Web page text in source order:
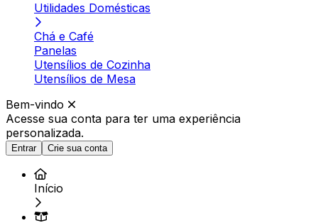
Utilidades Domésticas
Chá e Café
Panelas
Utensílios de Cozinha
Utensílios de Mesa
Bem-vindo
Acesse sua conta para ter uma experiência
personalizada.
Entrar Crie sua conta
Início